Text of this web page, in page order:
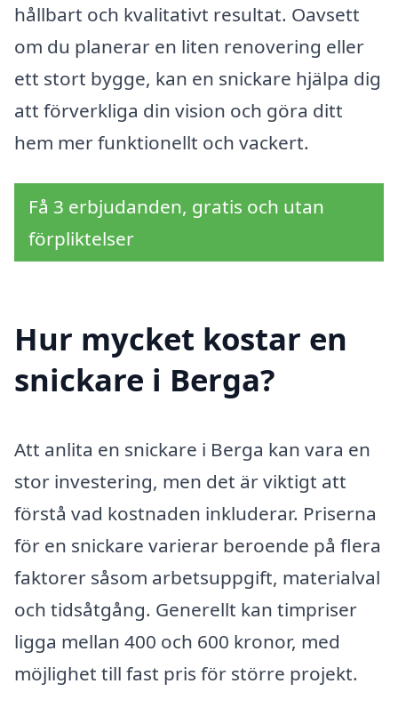
hållbart och kvalitativt resultat. Oavsett
om du planerar en liten renovering eller
ett stort bygge, kan en snickare hjälpa dig
att förverkliga din vision och göra ditt
hem mer funktionellt och vackert.
Få 3 erbjudanden, gratis och utan
förpliktelser
Hur mycket kostar en
snickare i Berga?
Att anlita en snickare i Berga kan vara en
stor investering, men det är viktigt att
förstå vad kostnaden inkluderar. Priserna
för en snickare varierar beroende på flera
faktorer såsom arbetsuppgift, materialval
och tidsåtgång. Generellt kan timpriser
ligga mellan 400 och 600 kronor, med
möjlighet till fast pris för större projekt.